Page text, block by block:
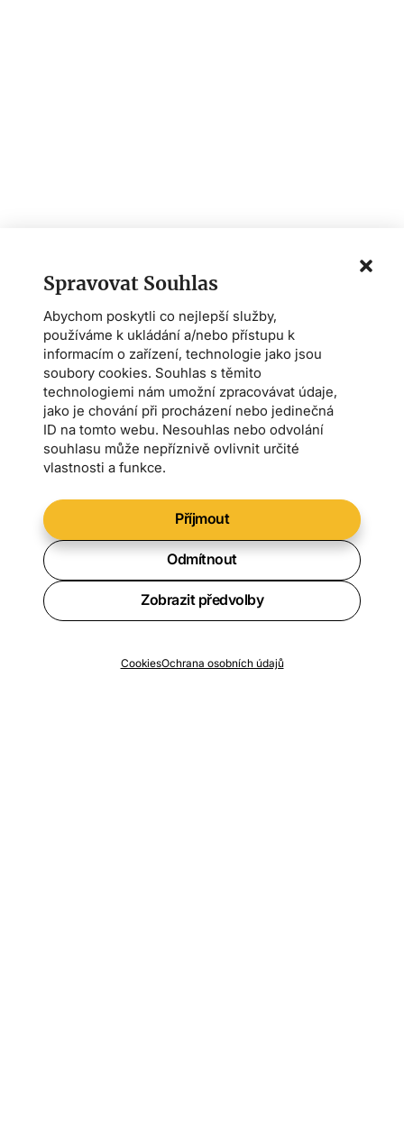
Spravovat Souhlas
Abychom poskytli co nejlepší služby,
používáme k ukládání a/nebo přístupu k
informacím o zařízení, technologie jako jsou
soubory cookies. Souhlas s těmito
technologiemi nám umožní zpracovávat údaje,
jako je chování při procházení nebo jedinečná
ID na tomto webu. Nesouhlas nebo odvolání
souhlasu může nepříznivě ovlivnit určité
vlastnosti a funkce.
Příjmout
Odmítnout
Zobrazit předvolby
CookiesOchrana osobních údajů
Chcete vědět o všech novinkách?